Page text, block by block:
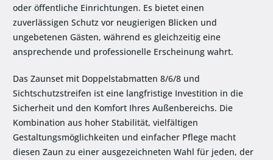
oder öffentliche Einrichtungen. Es bietet einen
zuverlässigen Schutz vor neugierigen Blicken und
ungebetenen Gästen, während es gleichzeitig eine
ansprechende und professionelle Erscheinung wahrt.
Das Zaunset mit Doppelstabmatten 8/6/8 und
Sichtschutzstreifen ist eine langfristige Investition in die
Sicherheit und den Komfort Ihres Außenbereichs. Die
Kombination aus hoher Stabilität, vielfältigen
Gestaltungsmöglichkeiten und einfacher Pflege macht
diesen Zaun zu einer ausgezeichneten Wahl für jeden, der